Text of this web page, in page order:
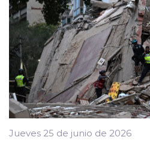
Jueves 25 de junio de 2026